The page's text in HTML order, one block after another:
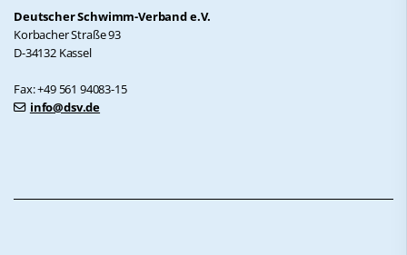
Deutscher Schwimm-Verband e.V.
Korbacher Straße 93
D-34132 Kassel
Fax: +49 561 94083-15
info@dsv.de